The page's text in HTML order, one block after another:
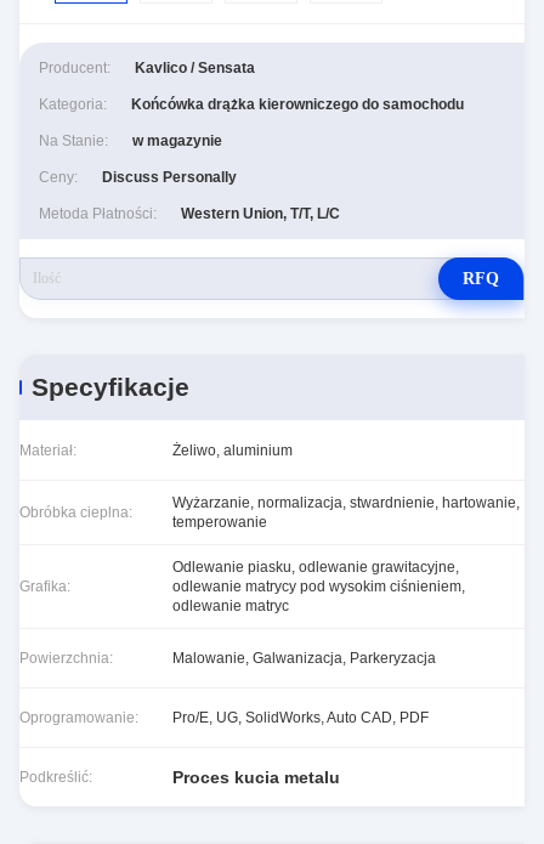
Producent: Kavlico / Sensata
Kategoria: Końcówka drążka kierowniczego do samochodu
Na Stanie: w magazynie
Ceny: Discuss Personally
Metoda Płatności: Western Union, T/T, L/C
RFQ
Specyfikacje
Materiał: Żeliwo, aluminium
Obróbka cieplna:
Wyżarzanie, normalizacja, stwardnienie, hartowanie,
temperowanie
Grafika:
Odlewanie piasku, odlewanie grawitacyjne,
odlewanie matrycy pod wysokim ciśnieniem,
odlewanie matryc
Powierzchnia: Malowanie, Galwanizacja, Parkeryzacja
Oprogramowanie: Pro/E, UG, SolidWorks, Auto CAD, PDF
Podkreślić: Proces kucia metalu